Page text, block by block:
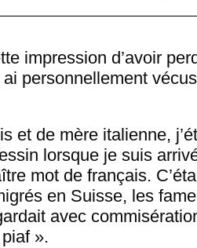
impression d’avoir
personnellement
et de mère italienne,
lorsque je suis
mot de français.
en Suisse, les
avec
».